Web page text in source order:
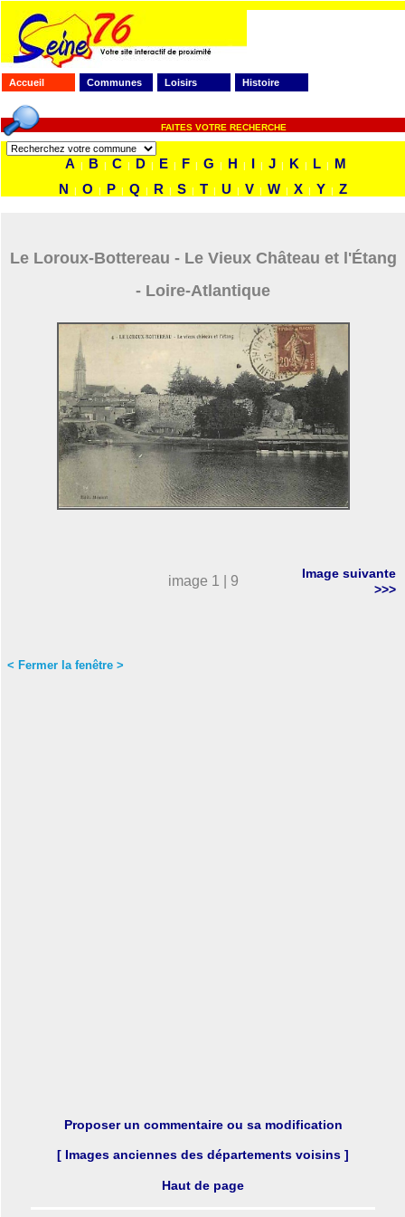
Accueil Communes Loisirs Histoire
FAITES VOTRE RECHERCHE
A | B | C | D | E | F | G | H | I | J | K | L |
M
N
| O | P | Q | R | S | T | U | V | W | X | Y | Z
Le Loroux-Bottereau - Le Vieux Château et l'Étang
- Loire-Atlantique
image 1 | 9
Image suivante
>>>
< Fermer la fenêtre >
Proposer un commentaire ou sa modification
[ Images anciennes des départements voisins ]
Haut de page